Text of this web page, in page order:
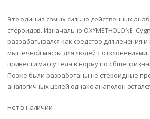
Это один из самых сильно действенных
стероидов. Изначально OXYMETHOLONE
разрабатывался как средство для лечения
мышечной массы для людей с отклонениями.
привести массу тела в норму по
Позже были разработаны не стероидные
аналогичных целей однако анаполон
Нет в наличии